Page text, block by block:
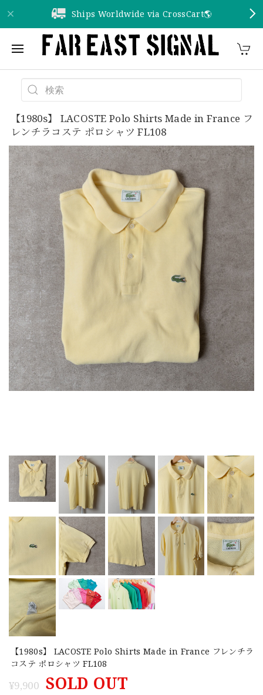
Ships Worldwide via CrossCart🌎️
【1980s】 LACOSTE Polo Shirts Made in France フ
レンチラコステ ポロシャツ FL108
【1980s】 LACOSTE Polo Shirts Made in France フレンチラ
コステ ポロシャツ FL108
¥9,900 SOLD OUT